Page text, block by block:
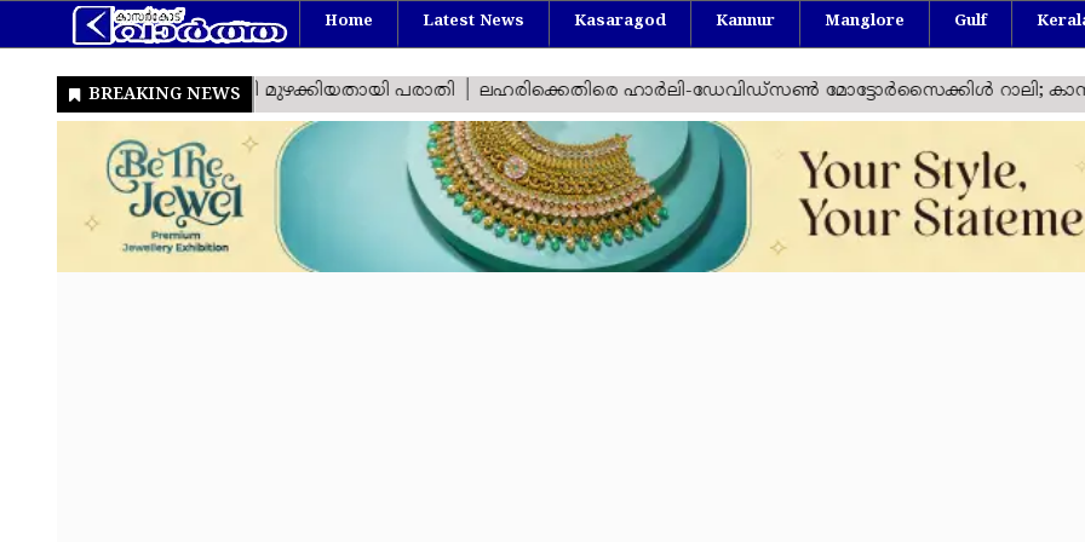
Home Latest News Kasaragod Kannur Manglore Gulf